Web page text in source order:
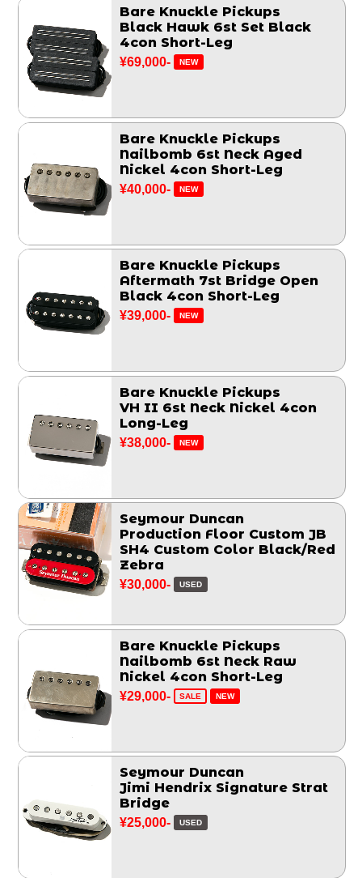
Bare Knuckle Pickups
Black Hawk 6st Set Black
4con Short-Leg
¥69,000- NEW
Bare Knuckle Pickups
Nailbomb 6st Neck Aged
Nickel 4con Short-Leg
¥40,000- NEW
Bare Knuckle Pickups
Aftermath 7st Bridge Open
Black 4con Short-Leg
¥39,000- NEW
Bare Knuckle Pickups
VH II 6st Neck Nickel 4con
Long-Leg
¥38,000- NEW
Seymour Duncan
Production Floor Custom JB
SH4 Custom Color Black/Red
Zebra
¥30,000- USED
Bare Knuckle Pickups
Nailbomb 6st Neck Raw
Nickel 4con Short-Leg
¥29,000- SALE NEW
Seymour Duncan
Jimi Hendrix Signature Strat
Bridge
¥25,000- USED